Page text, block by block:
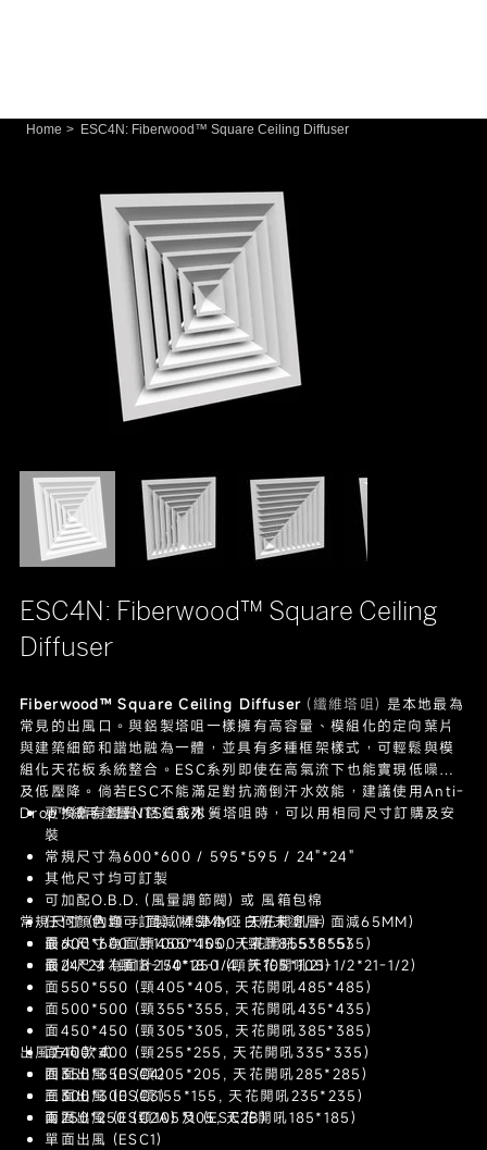
Home > ESC4N: Fiberwood™ Square Ceiling Diffuser
ESC4N: Fiberwood™ Square Ceiling
Diffuser
Fiberwood™ Square Ceiling Diffuser (纖維塔咀) 是本地最為
常見的出風口。與鋁製塔咀一樣擁有高容量、模組化的定向葉片
與建築細節和諧地融為一體，並具有多種框架樣式，可輕鬆與模
組化天花板系統整合。ESC系列即使在高氣流下也能實現低噪音
及低壓降。倘若ESC不能滿足對抗滴倒汗水效能，建議使用Anti-
Drop™絨毛塗層NTSC系列。
更換舊有鐵質/鋁質或木質塔咀時，可以用相同尺寸訂購及安
裝
常規尺寸為600*600 / 595*595 / 24"*24"
其他尺寸均可訂製
可加配O.B.D. (風量調節閥) 或 風箱包棉
任何顏色均可訂製 (標準為啞白粉末塗層)
最大尺寸為面計1000*1000 (頸計855*855)
最小尺寸為面計250*250 (頸計105*105)
常規尺寸 (內頸 = 面減145MM，天花開吼 = 面減65MM)
面600*600 (頸455*455, 天花開吼535*535)
面24*24 (頸18-1/4*18-1/4, 天花開吼21-1/2*21-1/2)
面550*550 (頸405*405, 天花開吼485*485)
面500*500 (頸355*355, 天花開吼435*435)
面450*450 (頸305*305, 天花開吼385*385)
面400*400 (頸255*255, 天花開吼335*335)
面350*350 (頸205*205, 天花開吼285*285)
面300*300 (頸155*155, 天花開吼235*235)
面250*250 (頸105*105, 天花開吼185*185)
出風方向款式
四面出風 (ESC4)
三面出風 (ESC3)
兩面出風 (ESC2A) 及 (ESC2B)
單面出風 (ESC1)